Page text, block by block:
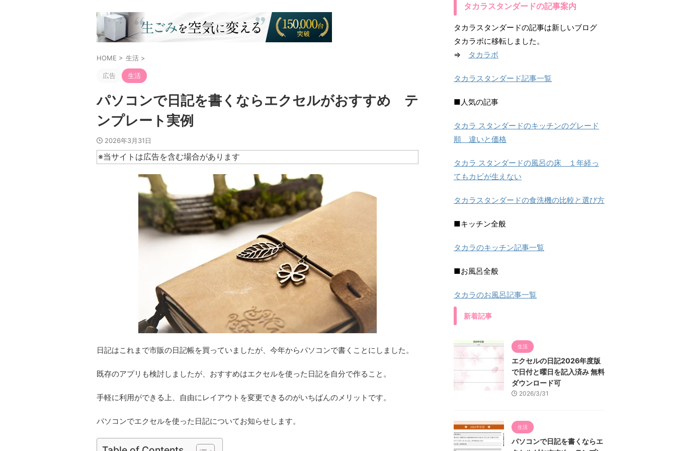
HOME > 生活 >
広告 生活
パソコンで日記を書くならエクセルがおすすめ テ
ンプレート実例
2026年3月31日
※当サイトは広告を含む場合があります
日記はこれまで市販の日記帳を買っていましたが、今年からパソコンで書くことにしました。
既存のアプリも検討しましたが、おすすめはエクセルを使った日記を自分で作ること。
手軽に利用ができる上、自由にレイアウトを変更できるのがいちばんのメリットです。
パソコンでエクセルを使った日記についてお知らせします。
タカラスタンダードの記事案内
タカラスタンダードの記事は新しいブログ
タカラボに移転しました。
⇒
タカラボ
タカラスタンダード記事一覧
■人気の記事
タカラ スタンダードのキッチンのグレード
順 違いと価格
タカラ スタンダードの風呂の床 １年経っ
てもカビが生えない
タカラスタンダードの食洗機の比較と選び方
■キッチン全般
タカラのキッチン記事一覧
■お風呂全般
タカラのお風呂記事一覧
新着記事
生活
エクセルの日記2026年度版
で日付と曜日を記入済み 無料
ダウンロード可
2026/3/31
生活
パソコンで日記を書くならエ